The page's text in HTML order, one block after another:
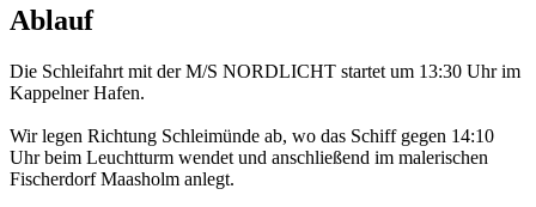
Ablauf
Die Schleifahrt mit der M/S NORDLICHT startet um 13:30 Uhr im
Kappelner Hafen.
Wir legen Richtung Schleimünde ab, wo das Schiff gegen 14:10
Uhr beim Leuchtturm wendet und anschließend im malerischen
Fischerdorf Maasholm anlegt.